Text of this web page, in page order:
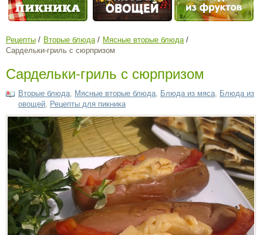
Рецепты Вторые блюда
Мясные вторые блюда
Сардельки-гриль с сюрпризом
Сардельки-гриль с сюрпризом
Вторые блюда Мясные вторые блюда Блюда из мяса Блюда из
овощей Рецепты для пикника